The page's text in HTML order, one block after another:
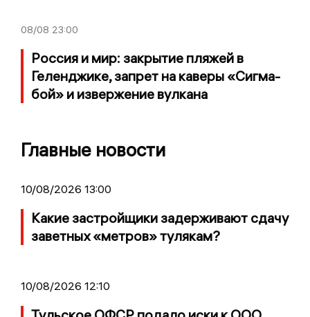
08/08 23:00
Россия и мир: закрытие пляжей в
Геленджике, запрет на каверы «Сигма-
бой» и извержение вулкана
Главные новости
10/08/2026 13:00
Какие застройщики задерживают сдачу
заветных «метров» тулякам?
10/08/2026 12:10